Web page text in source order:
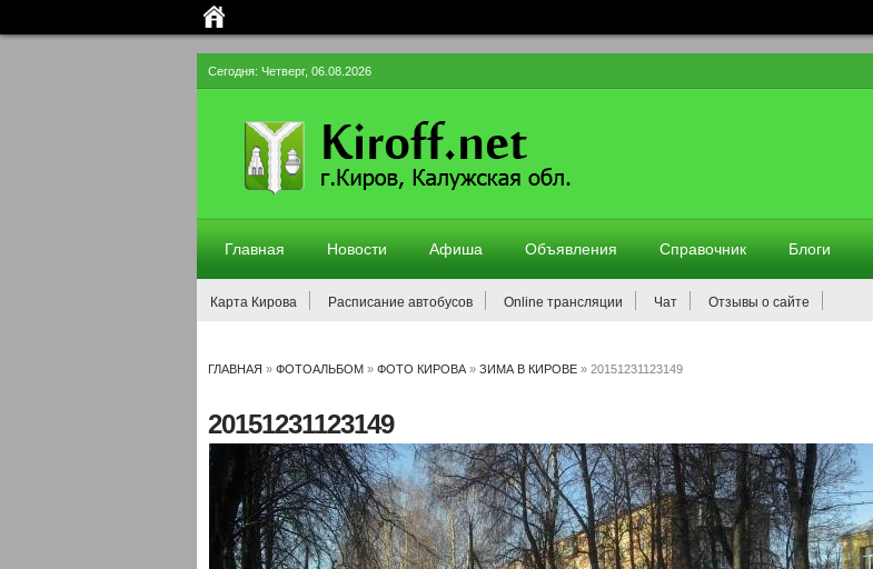
Сегодня: Четверг, 06.08.2026
Главная Новости Афиша Объявления Справочник Блоги
Карта Кирова Расписание автобусов Online трансляции Чат Отзывы о сайте
ГЛАВНАЯ » ФОТОАЛЬБОМ » ФОТО КИРОВА » ЗИМА В КИРОВЕ » 20151231123149
20151231123149